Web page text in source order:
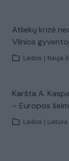
Atliekų krizė
Vilnios
Laidos Nauja
Karšta A.
– Europos
Laidos